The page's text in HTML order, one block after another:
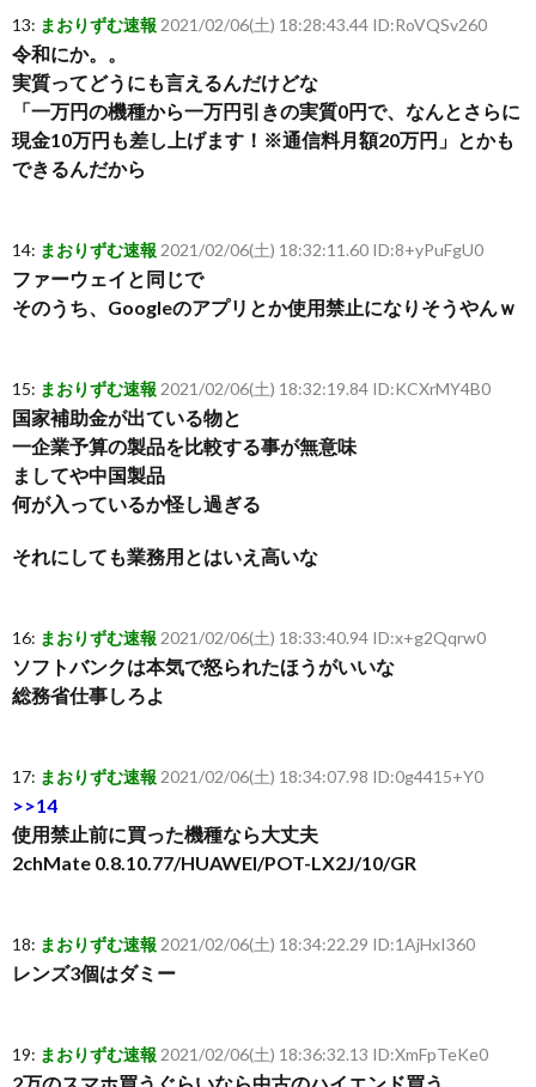
13: まおりずむ速報 2021/02/06(土) 18:28:43.44 ID:RoVQSv260
令和にか。。
実質ってどうにも言えるんだけどな
「一万円の機種から一万円引きの実質0円で、なんとさらに
現金10万円も差し上げます！※通信料月額20万円」とかも
できるんだから
14: まおりずむ速報 2021/02/06(土) 18:32:11.60 ID:8+yPuFgU0
ファーウェイと同じで
そのうち、Googleのアプリとか使用禁止になりそうやんｗ
15: まおりずむ速報 2021/02/06(土) 18:32:19.84 ID:KCXrMY4B0
国家補助金が出ている物と
一企業予算の製品を比較する事が無意味
ましてや中国製品
何が入っているか怪し過ぎる
それにしても業務用とはいえ高いな
16: まおりずむ速報 2021/02/06(土) 18:33:40.94 ID:x+g2Qqrw0
ソフトバンクは本気で怒られたほうがいいな
総務省仕事しろよ
17: まおりずむ速報 2021/02/06(土) 18:34:07.98 ID:0g4415+Y0
>>14
使用禁止前に買った機種なら大丈夫
2chMate 0.8.10.77/HUAWEI/POT-LX2J/10/GR
18: まおりずむ速報 2021/02/06(土) 18:34:22.29 ID:1AjHxI360
レンズ3個はダミー
19: まおりずむ速報 2021/02/06(土) 18:36:32.13 ID:XmFpTeKe0